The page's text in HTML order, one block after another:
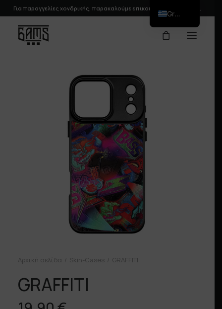
Για παραγγελίες χονδρικής, παρακαλούμε επικοινωνήστε μαζί μας.
Αρχική σελίδα Skin-Cases GRAFFITI
GRAFFITI
Greek